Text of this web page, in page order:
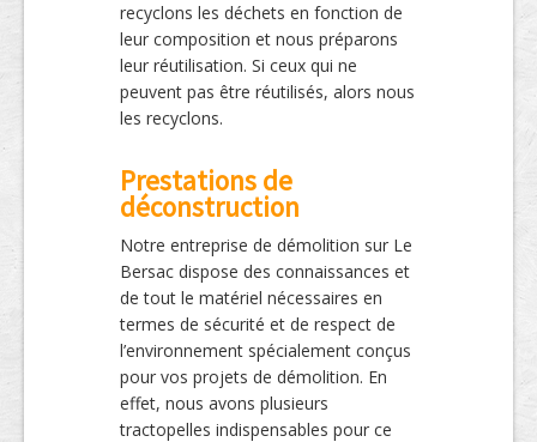
recyclons les déchets en fonction de
leur composition et nous préparons
leur réutilisation. Si ceux qui ne
peuvent pas être réutilisés, alors nous
les recyclons.
Prestations de
déconstruction
Notre entreprise de démolition sur Le
Bersac dispose des connaissances et
de tout le matériel nécessaires en
termes de sécurité et de respect de
l’environnement spécialement conçus
pour vos projets de démolition. En
effet, nous avons plusieurs
tractopelles indispensables pour ce